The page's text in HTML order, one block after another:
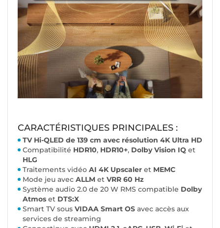
CARACTÉRISTIQUES PRINCIPALES :
TV Hi-QLED de 139 cm avec résolution 4K Ultra HD
Compatibilité HDR10, HDR10+, Dolby Vision IQ et
HLG
Traitements vidéo AI 4K Upscaler et MEMC
Mode jeu avec ALLM et VRR 60 Hz
Système audio 2.0 de 20 W RMS compatible Dolby
Atmos et DTS:X
Smart TV sous VIDAA Smart OS avec accès aux
services de streaming